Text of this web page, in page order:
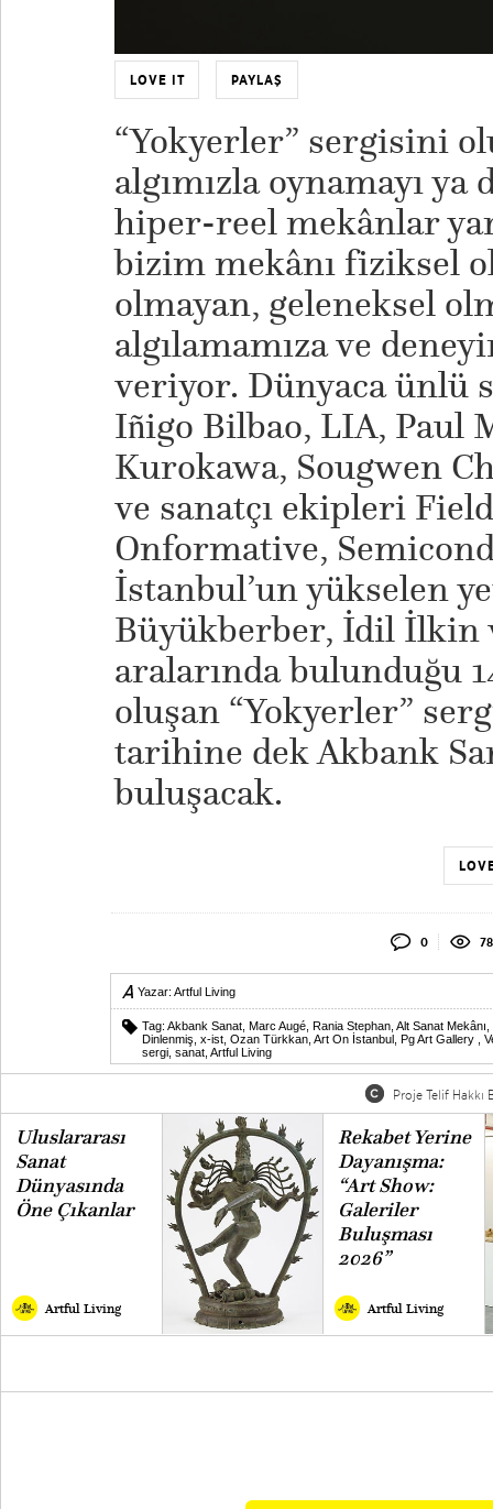
LOVE IT PAYLAŞ
“Yokyerler” sergisini
algımızla oynamayı
hiper-reel mekânlar
bizim mekânı fiziksel
olmayan, geleneksel
algılamamıza ve
veriyor. Dünyaca ünlü
Iñigo Bilbao, LIA, Paul
Kurokawa, Sougwen
ve sanatçı ekipleri
Onformative,
İstanbul’un yükselen
Büyükberber, İdil İlkin
aralarında bulunduğu
oluşan “Yokyerler”
tarihine dek Akbank
buluşacak.
0
Yazar: Artful Living
Tag: Akbank Sanat Marc Augé Rania Stephan Alt Sanat Mekânı
Dinlenmiş x-ist Ozan Türkkan Art On İstanbul Pg Art Gallery
sergi sanat Artful Living
Proje Telif Hakkı
Uluslararası
Sanat
Dünyasında
Öne Çıkanlar
Artful Living
Rekabet Yerine
Dayanışma:
“Art Show:
Galeriler
Buluşması
2026”
Artful Living